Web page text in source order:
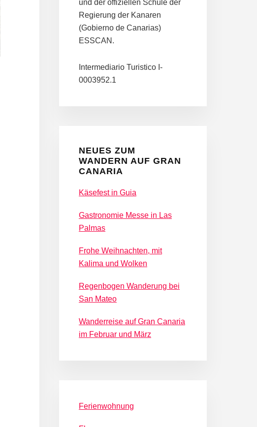
und der offiziellen Schule der
Regierung der Kanaren
(Gobierno de Canarias)
ESSCAN.
Intermediario Turistico I-
0003952.1
NEUES ZUM
WANDERN AUF GRAN
CANARIA
Käsefest in Guia
Gastronomie Messe in Las
Palmas
Frohe Weihnachten, mit
Kalima und Wolken
Regenbogen Wanderung bei
San Mateo
Wanderreise auf Gran Canaria
im Februar und März
Ferienwohnung